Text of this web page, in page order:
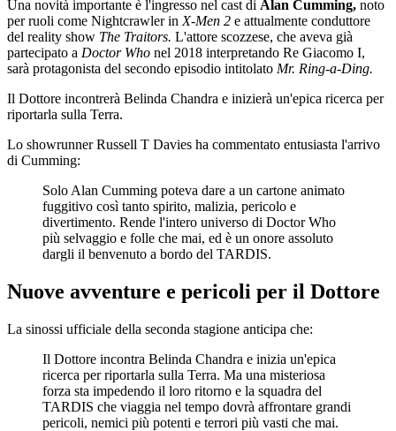
Una novità importante è l'ingresso nel cast di Alan Cumming, noto
per ruoli come Nightcrawler in X-Men 2 e attualmente conduttore
del reality show The Traitors. L'attore scozzese, che aveva già
partecipato a Doctor Who nel 2018 interpretando Re Giacomo I,
sarà protagonista del secondo episodio intitolato Mr. Ring-a-Ding.
Il Dottore incontrerà Belinda Chandra e inizierà un'epica ricerca per
riportarla sulla Terra.
Lo showrunner Russell T Davies ha commentato entusiasta l'arrivo
di Cumming:
Solo Alan Cumming poteva dare a un cartone animato
fuggitivo così tanto spirito, malizia, pericolo e
divertimento. Rende l'intero universo di Doctor Who
più selvaggio e folle che mai, ed è un onore assoluto
dargli il benvenuto a bordo del TARDIS.
Nuove avventure e pericoli per il Dottore
La sinossi ufficiale della seconda stagione anticipa che:
Il Dottore incontra Belinda Chandra e inizia un'epica
ricerca per riportarla sulla Terra. Ma una misteriosa
forza sta impedendo il loro ritorno e la squadra del
TARDIS che viaggia nel tempo dovrà affrontare grandi
pericoli, nemici più potenti e terrori più vasti che mai.